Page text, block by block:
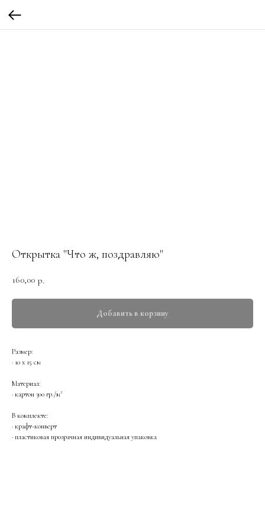
Открытка "Что ж, поздравляю"
160,00 р.
Добавить в корзину
Размер:
· 10 х 15 см
Материал:
· картон 300 гр./м²
В комплекте:
· крафт-конверт
· пластиковая прозрачная индивидуальная упаковка